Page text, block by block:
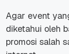
Agar event
diketahui oleh
promosi salah